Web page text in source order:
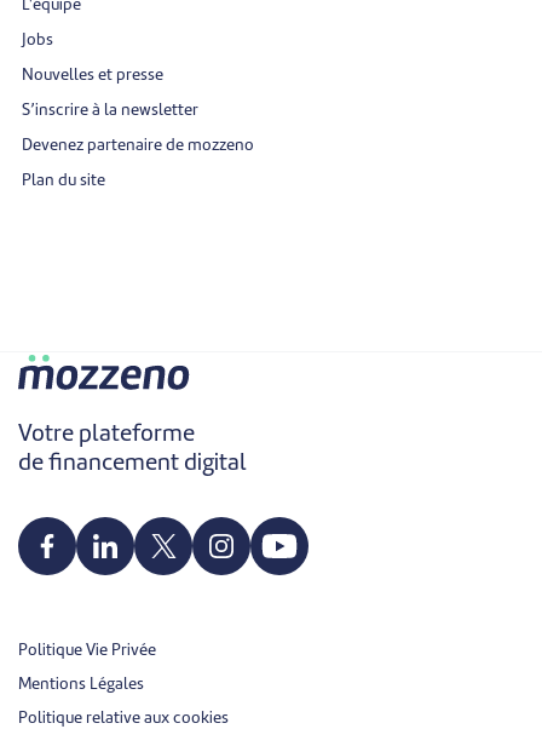
L'équipe
Jobs
Nouvelles et presse
S’inscrire à la newsletter
Devenez partenaire de mozzeno
Plan du site
Votre plateforme
de financement digital
Politique Vie Privée
Mentions Légales
Politique relative aux cookies